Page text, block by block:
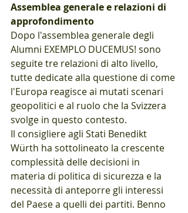
Assemblea generale e relazioni di
approfondimento
Dopo l'assemblea generale degli
Alumni EXEMPLO DUCEMUS! sono
seguite tre relazioni di alto livello,
tutte dedicate alla questione di come
l'Europa reagisce ai mutati scenari
geopolitici e al ruolo che la Svizzera
svolge in questo contesto.
Il consigliere agli Stati Benedikt
Würth ha sottolineato la crescente
complessità delle decisioni in
materia di politica di sicurezza e la
necessità di anteporre gli interessi
del Paese a quelli dei partiti. Benno